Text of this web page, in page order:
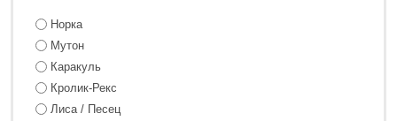
Норка
Мутон
Каракуль
Кролик-Рекс
Лиса / Песец